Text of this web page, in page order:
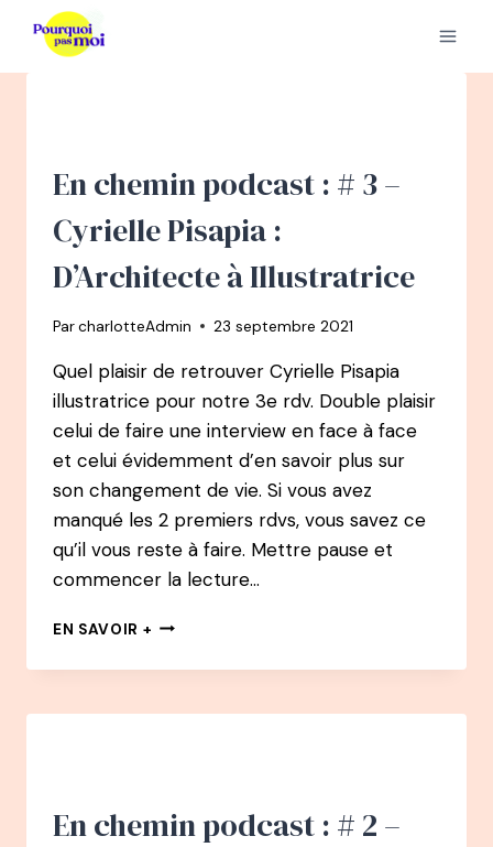
contenu
En chemin podcast : # 3 –
Cyrielle Pisapia :
D’Architecte à Illustratrice
ParcharlotteAdmin 23 septembre 2021
Quel plaisir de retrouver Cyrielle Pisapia
illustratrice pour notre 3e rdv. Double plaisir
celui de faire une interview en face à face
et celui évidemment d’en savoir plus sur
son changement de vie. Si vous avez
manqué les 2 premiers rdvs, vous savez ce
qu’il vous reste à faire. Mettre pause et
commencer la lecture…
EN SAVOIR + EN
PODCAST
#
:
En chemin podcast : # 2 –